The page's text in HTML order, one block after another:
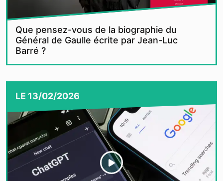
Que pensez-vous de la biographie du
Général de Gaulle écrite par Jean-Luc
Barré ?
LE 13/02/2026